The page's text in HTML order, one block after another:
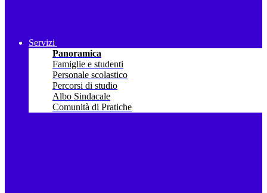
Servizi
Panoramica
Famiglie e studenti
Personale scolastico
Percorsi di studio
Albo Sindacale
Comunità di Pratiche